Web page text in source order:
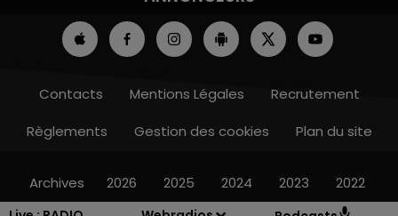
Contacts Mentions Légales
Recrutement
Règlements
Gestion des cookies Plan du site
Archives 2026 2025 2024 2023 2022